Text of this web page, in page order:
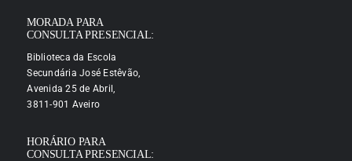
MORADA PARA
CONSULTA PRESENCIAL:
Biblioteca da Escola
Secundária José Estêvão,
Avenida 25 de Abril,
3811-901 Aveiro
HORÁRIO PARA
CONSULTA PRESENCIAL: